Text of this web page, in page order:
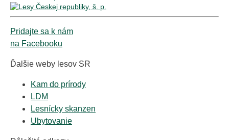
Pridajte sa k nám
na Facebooku
Ďalšie weby lesov SR
Kam do prírody
LDM
Lesnícky skanzen
Ubytovanie